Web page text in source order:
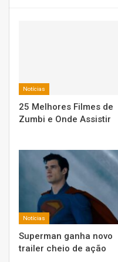
Notícias
25 Melhores Filmes de
Zumbi e Onde Assistir
Notícias
Superman ganha novo
trailer cheio de ação